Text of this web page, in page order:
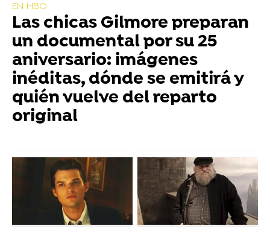
EN HBO
Las chicas Gilmore preparan
un documental por su 25
aniversario: imágenes
inéditas, dónde se emitirá y
quién vuelve del reparto
original